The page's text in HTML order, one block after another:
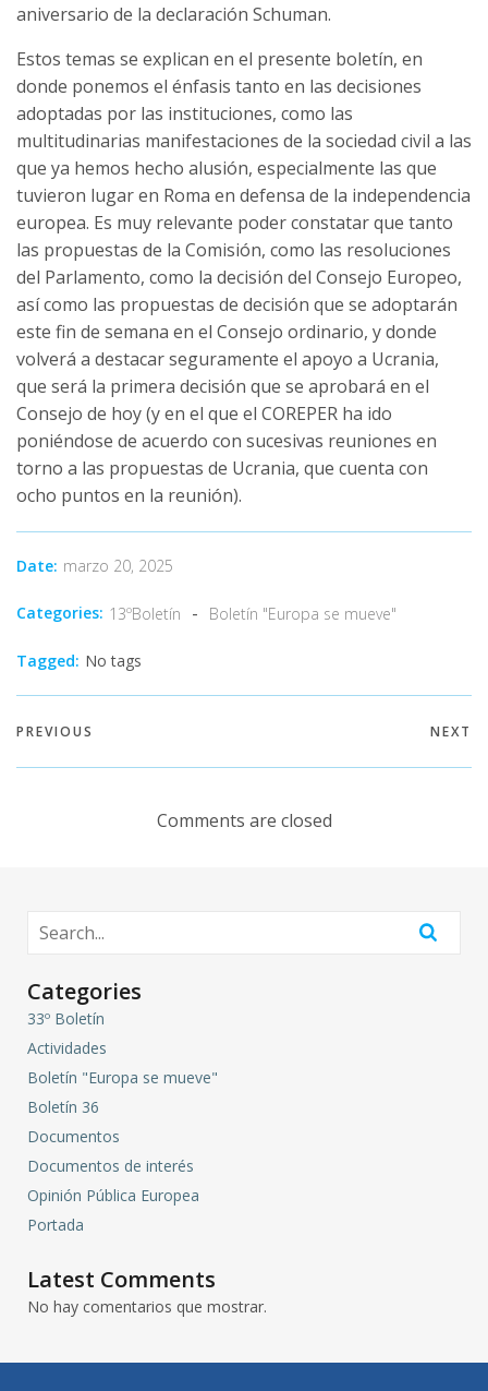
aniversario de la declaración Schuman.
Estos temas se explican en el presente boletín, en
donde ponemos el énfasis tanto en las decisiones
adoptadas por las instituciones, como las
multitudinarias manifestaciones de la sociedad civil a las
que ya hemos hecho alusión, especialmente las que
tuvieron lugar en Roma en defensa de la independencia
europea. Es muy relevante poder constatar que tanto
las propuestas de la Comisión, como las resoluciones
del Parlamento, como la decisión del Consejo Europeo,
así como las propuestas de decisión que se adoptarán
este fin de semana en el Consejo ordinario, y donde
volverá a destacar seguramente el apoyo a Ucrania,
que será la primera decisión que se aprobará en el
Consejo de hoy (y en el que el COREPER ha ido
poniéndose de acuerdo con sucesivas reuniones en
torno a las propuestas de Ucrania, que cuenta con
ocho puntos en la reunión).
Date: marzo 20, 2025
Categories: 13ºBoletín - Boletín "Europa se mueve"
Tagged: No tags
PREVIOUS NEXT
Comments are closed
Categories
33º Boletín
Actividades
Boletín "Europa se mueve"
Boletín 36
Documentos
Documentos de interés
Opinión Pública Europea
Portada
Latest Comments
No hay comentarios que mostrar.